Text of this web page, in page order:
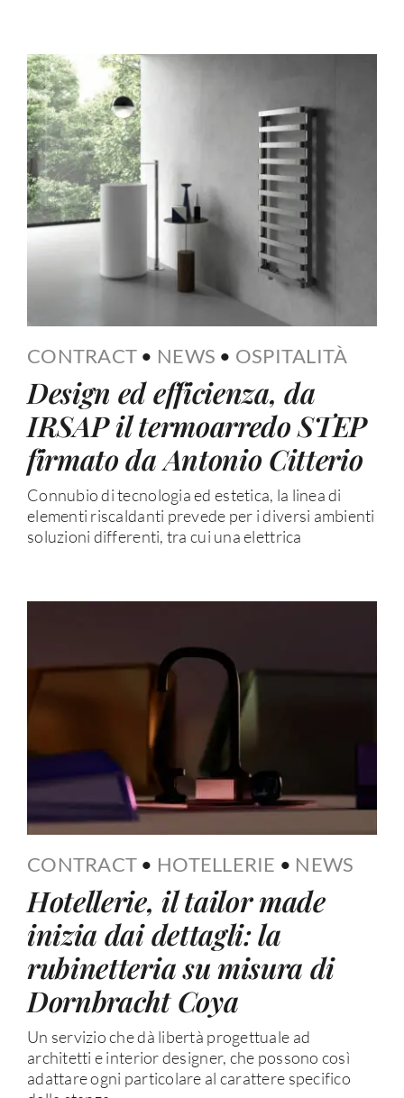
CONTRACT • NEWS • OSPITALITÀ
Design ed efficienza, da
IRSAP il termoarredo STEP
firmato da Antonio Citterio
Connubio di tecnologia ed estetica, la linea di
elementi riscaldanti prevede per i diversi ambienti
soluzioni differenti, tra cui una elettrica
CONTRACT • HOTELLERIE • NEWS
Hotellerie, il tailor made
inizia dai dettagli: la
rubinetteria su misura di
Dornbracht Coya
Un servizio che dà libertà progettuale ad
architetti e interior designer, che possono così
adattare ogni particolare al carattere specifico